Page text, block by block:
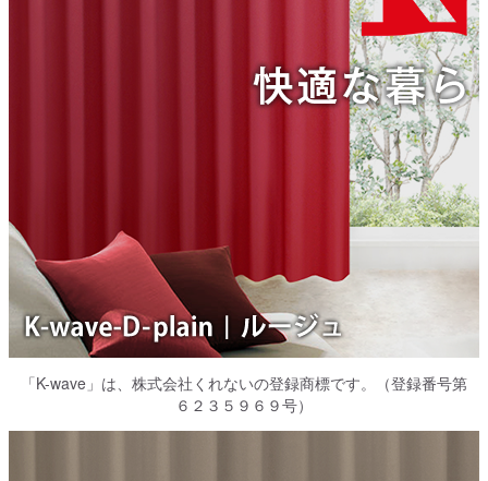
「K-wave」は、株式会社くれないの登録商標です。（登録番号第
６２３５９６９号）